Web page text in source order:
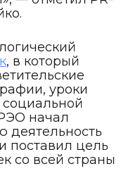
, в который
уроки
начал
деятельность
поставил цель
со всей страны